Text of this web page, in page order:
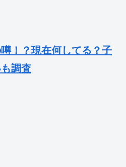
！？現在何してる？子
調査